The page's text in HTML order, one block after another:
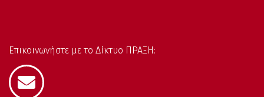
Επικοινωνήστε με το Δίκτυο ΠΡΑΞΗ: